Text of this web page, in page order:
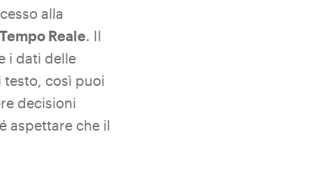
alla
Reale. Il
i dati delle
testo, così puoi
decisioni
aspettare che il